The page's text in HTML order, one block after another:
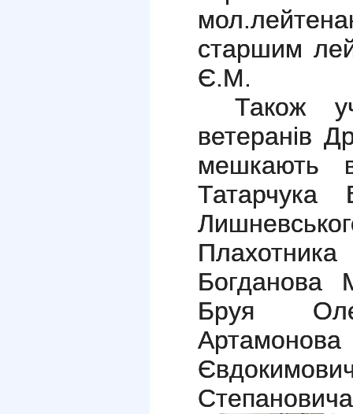
старшим
Є.М.
Також
ветеранів
мешкають
Татарчука
Богданова
Бруя